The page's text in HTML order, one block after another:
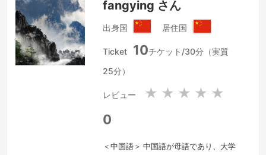
続きを見る »
fangying さん
出身国
華
共
居住国
華
共
Ticket 10チケット/30分（実質
25分）
レビュー ★ ★ ★ ★ ★
0
＜中国語＞ 中国語が母語であり、大学